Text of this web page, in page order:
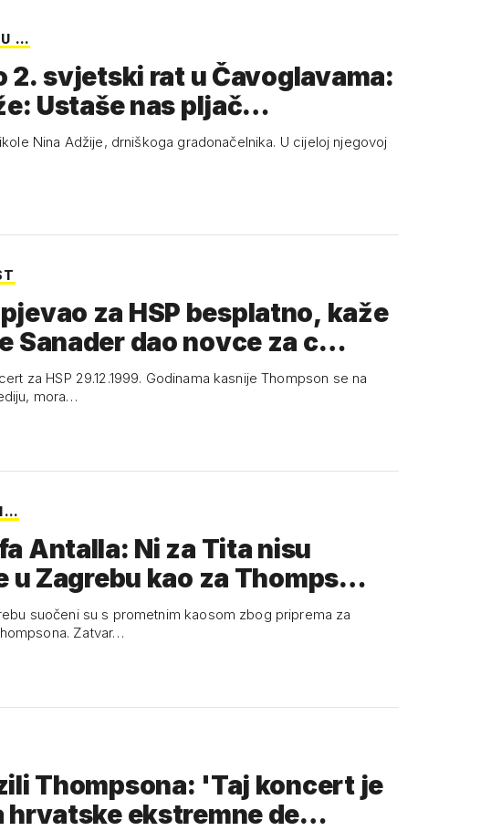
U …
2. svjetski rat u Čavoglavama:
Ustaše nas pljač…
Nina Adžije, drniškoga gradonačelnika. U cijeloj njegovoj
za HSP besplatno, kaže
Sanader dao novce za c…
za HSP 29.12.1999. Godinama kasnije Thompson se na
mora…
Antalla: Ni za Tita nisu
u Zagrebu kao za Thomps…
suočeni su s prometnim kaosom zbog priprema za
Zatvar…
Thompsona: 'Taj koncert je
hrvatske ekstremne de…